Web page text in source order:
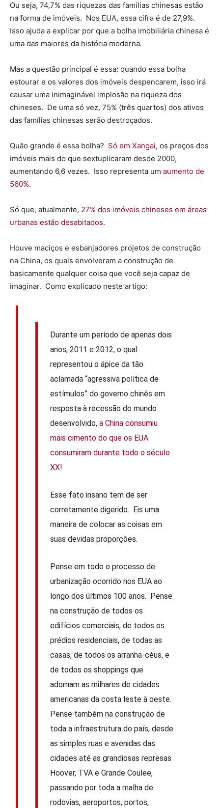
Ou seja, 74,7% das riquezas das famílias chinesas estão
na forma de imóveis. Nos EUA, essa cifra é de 27,9%.
Isso ajuda a explicar por que a bolha imobiliária chinesa é
uma das maiores da história moderna.
Mas a questão principal é essa: quando essa bolha
estourar e os valores dos imóveis despencarem, isso irá
causar uma inimaginável implosão na riqueza dos
chineses. De uma só vez, 75% (três quartos) dos ativos
das famílias chinesas serão destroçados.
Quão grande é essa bolha? Só em Xangai, os preços dos
imóveis mais do que sextuplicaram desde 2000,
aumentando 6,6 vezes. Isso representa um aumento de
560%.
Só que, atualmente, 27% dos imóveis chineses em áreas
urbanas estão desabitados.
Houve maciços e esbanjadores projetos de construção
na China, os quais envolveram a construção de
basicamente qualquer coisa que você seja capaz de
imaginar. Como explicado neste artigo:
Durante um período de apenas dois
anos, 2011 e 2012, o qual
representou o ápice da tão
aclamada “agressiva política de
estímulos” do governo chinês em
resposta à recessão do mundo
desenvolvido,a China consumiu
mais cimento do que os EUA
consumiram durante todo o século
XX!
Esse fato insano tem de ser
corretamente digerido. Eis uma
maneira de colocar as coisas em
suas devidas proporções.
Pense em todo o processo de
urbanização ocorrido nos EUA ao
longo dos últimos 100 anos. Pense
na construção de todos os
edifícios comerciais, de todos os
prédios residenciais, de todas as
casas, de todos os arranha-céus, e
de todos os shoppings que
adornam as milhares de cidades
americanas da costa leste à oeste.
Pense também na construção de
toda a infraestrutura do país, desde
as simples ruas e avenidas das
cidades até as grandiosas represas
Hoover, TVA e Grande Coulee,
passando por toda a malha de
rodovias, aeroportos, portos,